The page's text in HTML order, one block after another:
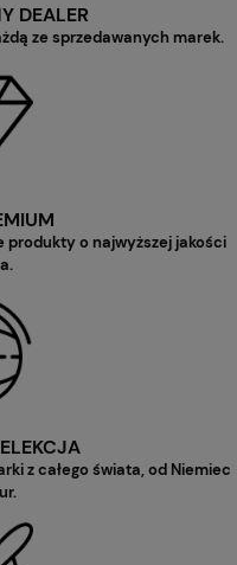
DEALER
ze sprzedawanych marek.
produkty o najwyższej jakości
z całego świata, od Niemiec